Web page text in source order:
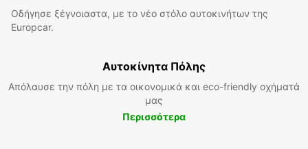
Οδήγησε ξέγνοιαστα, με το νέο στόλο αυτοκινήτων της
Europcar.
Αυτοκίνητα Πόλης
Απόλαυσε την πόλη με τα οικονομικά και eco-friendly οχήματά
μας
Περισσότερα